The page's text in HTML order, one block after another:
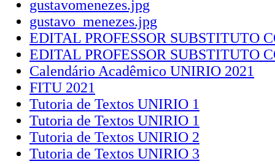
gustavomenezes.jpg
gustavo_menezes.jpg
EDITAL PROFESSOR SUBSTITUTO
EDITAL PROFESSOR SUBSTITUTO
Calendário Acadêmico UNIRIO 2021
FITU 2021
Tutoria de Textos UNIRIO 1
Tutoria de Textos UNIRIO 1
Tutoria de Textos UNIRIO 2
Tutoria de Textos UNIRIO 3